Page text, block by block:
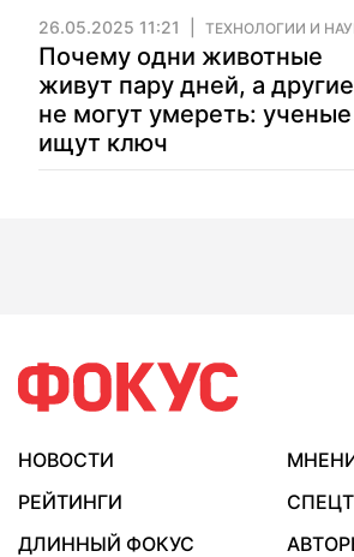
26.05.2025 11:21 ТЕХНОЛОГИИ И
Почему одни животные
живут пару дней, а другие
не могут умереть: ученые
ищут ключ
НОВОСТИ
РЕЙТИНГИ
ДЛИННЫЙ ФОКУС